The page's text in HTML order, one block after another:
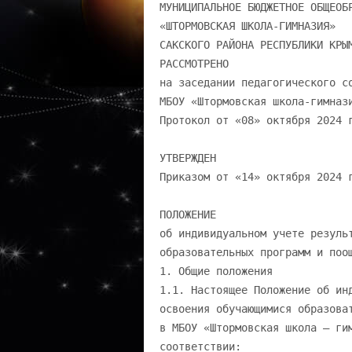
МУНИЦИПАЛЬНОЕ БЮДЖЕТНОЕ ОБЩЕОБРАЗОВАТЕЛЬНОЕ УЧРЕЖДЕНИЕ «ШТОРМОВСКАЯ ШКОЛА-ГИМНАЗИЯ» САКСКОГО РАЙОНА РЕСПУБЛИКИ КРЫМ РАССМОТРЕНО на заседании педагогического совета МБОУ «Штормовская школа-гимназия» Протокол от «08» октября 2024 г. № 12 УТВЕРЖДЕН Приказом от «14» октября 2024 г. № 188 ПОЛОЖЕНИЕ об индивидуальном учете результатов освоения обучающимися образовательных программ и поощрений обучающихся 1. Общие положения 1.1. Настоящее Положение об индивидуальном учете результатов освоения обучающимися образовательных программ и поощрений обучающихся в МБОУ «Штормовская школа – гимназия» (далее – положение) разработано в соответствии: 1.1.1. С нормативными правовыми актами федерального уровня:  Федеральным законом от 29.12.2012 № 273-ФЗ «Об образовании в Российской Федерации» (далее – Федеральный закон «Об образовании в Российской Федерации»);  Федеральным государственным образовательным стандартом начального общего образования, утвержденным приказом Минобрнауки от 06.10.2009 № 373 «Об утверждении и введении в действие федерального государственного образовательного стандарта начального общего образования»;  Федеральным государственным образовательным стандартом основного общего образования, утвержденным приказом Минобрнауки от 17.12.2010 № 1897 «Об утверждении федерального государственного образовательного стандарта основного общего образования»;  Федеральным государственным образовательным стандартом среднего общего образования, утвержденным приказом Минобрнауки от 17.05.2012 № 413 «Об утверждении федерального государственного образовательного стандарта среднего общего образования»;  Порядком организации и осуществления образовательной деятельности по основным общеобразовательным программам – образовательным программам начального общего, основного общего и среднего общего образования, утвержденным приказом Минпросвещения от 22.03.2021 № 115;  Порядком организации и осуществления образовательной деятельности по дополнительным общеобразовательным программам, утвержденным приказом Минпросвещения от 27.07.2022 № 629;  Порядка формирования и ведения государственного информационного ресурса о лицах, проявивших выдающиеся способности, утвержденным приказом Минпросвещения от 15.02.2022 № 77; 1.1.2. С нормативными правовыми актами субъекта РФ 1.1.3. C документами МБОУ «Штормовская школа – гимназия»:  уставом МБОУ «Штормовская школа – гимназия»;  основными образовательными программами (указываются уровни образования);  дополнительными образовательными программами;  локальными нормативными актами МБОУ «Штормовская школа – гимназия»: Положением о внутренней системе оценки качества образования в МБОУ «Штормовская школа – гимназия»;  Положением о формах, периодичности, порядке текущего контроля успеваемости и промежуточной аттестации обучающихся в МБОУ «Штормовская школа – гимназия»;  Положением о портфолио обучающихся;  Порядком зачета результатов освоения обучающимися учебных предметов, курсов, дисциплин (модулей), практики, дополнительных образовательных программ в других организациях, осуществляющихобразовательную деятельность;  Положением о внутришкольном контроле в МБОУ «Штормовская школа – гимназия»;  Положением о поощрении обучающихся в МБОУ «Штормовская школа – гимназия»;  Положением хранения в архивах МБОУ «Штормовская школа – гимназия» на бумажных и/или электронных носителях результатов освоения обучающимися образовательных программ. 1.2. Настоящее Положение:  определяет общие правила осуществления индивидуального учета результатов освоения обучающимися образовательных программ, реализуемых в МБОУ «Штормовская школа – гимназия», а также результатов освоения образовательных программ в других организациях, осуществляющих образовательную деятельность и поощрений обучающихся;  регламентирует деятельность педагогов и администрации МБОУ «Штормовская школа – гимназия» по учету индивидуальных образовательных достижений освоения обучающимися образовательных программ, реализуемых в МБОУ «Штормовская школа – гимназия», а также в других организациях, осуществляющих образовательную деятельность, и поощрений обучающихся;  устанавливает возможность зачета индивидуальных достижений одаренных обучающихся, сведения о которых размещены в государственном информационном ресурсе о детях, проявивших выдающиеся способности, в ходе промежуточной аттестации и итоговой аттестации по предметам, невыносимым на ГИА; 1.3. В Положении используются следующие понятия, термины и сокращения:  индивидуальное образовательное достижение обучающегося – результат освоения обучающимся общеобразовательных программ – начального общего, основного общего, среднего общего образования, а также дополнительных образовательных программ (общеразвивающих и предпрофессиональных), профессионального обучения в соответствии синдивидуальными их потребностями;  личное дело – сгруппированная и оформленная в соответствии с установленными требованиями совокупность документов, содержащих сведения об обучающемся, предусмотренные нормативными правовыми актами, локальными нормативными актами и организационно- распорядительными документами МБОУ «Штормовская школа – гимназия»;  портфолио обучающегося – комплекс документов, отражающих совокупность индивидуальных образовательных достижений обучающегося в урочной и (или) внеурочной деятельности;  поощрение – способ/метод стимулирования, побуждения обучающегося к образовательной, творческой, спортивной и иной деятельности. Осуществляется в признании значимости и важности поощряемой деятельности, во